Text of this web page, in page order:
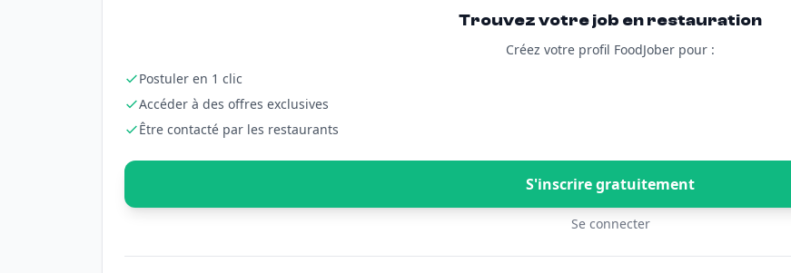
Trouvez votre job en restauration
Créez votre profil FoodJober pour :
Postuler en 1 clic
Accéder à des offres exclusives
Être contacté par les restaurants
S'inscrire gratuitement
Se connecter